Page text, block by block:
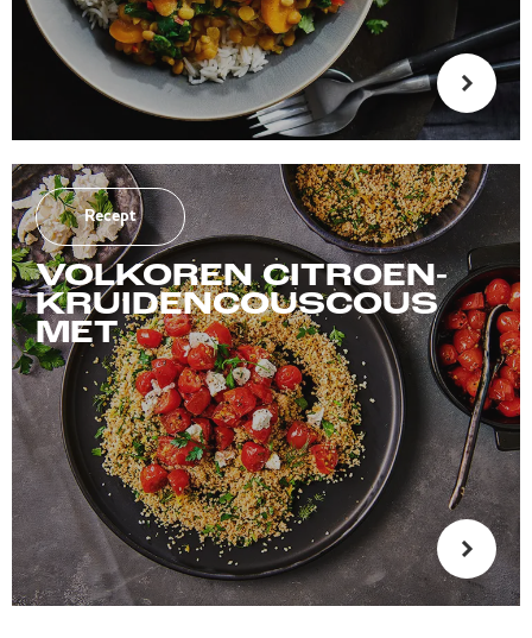
Recept
VOLKOREN CITROEN-
KRUIDENCOUSCOUS
MET